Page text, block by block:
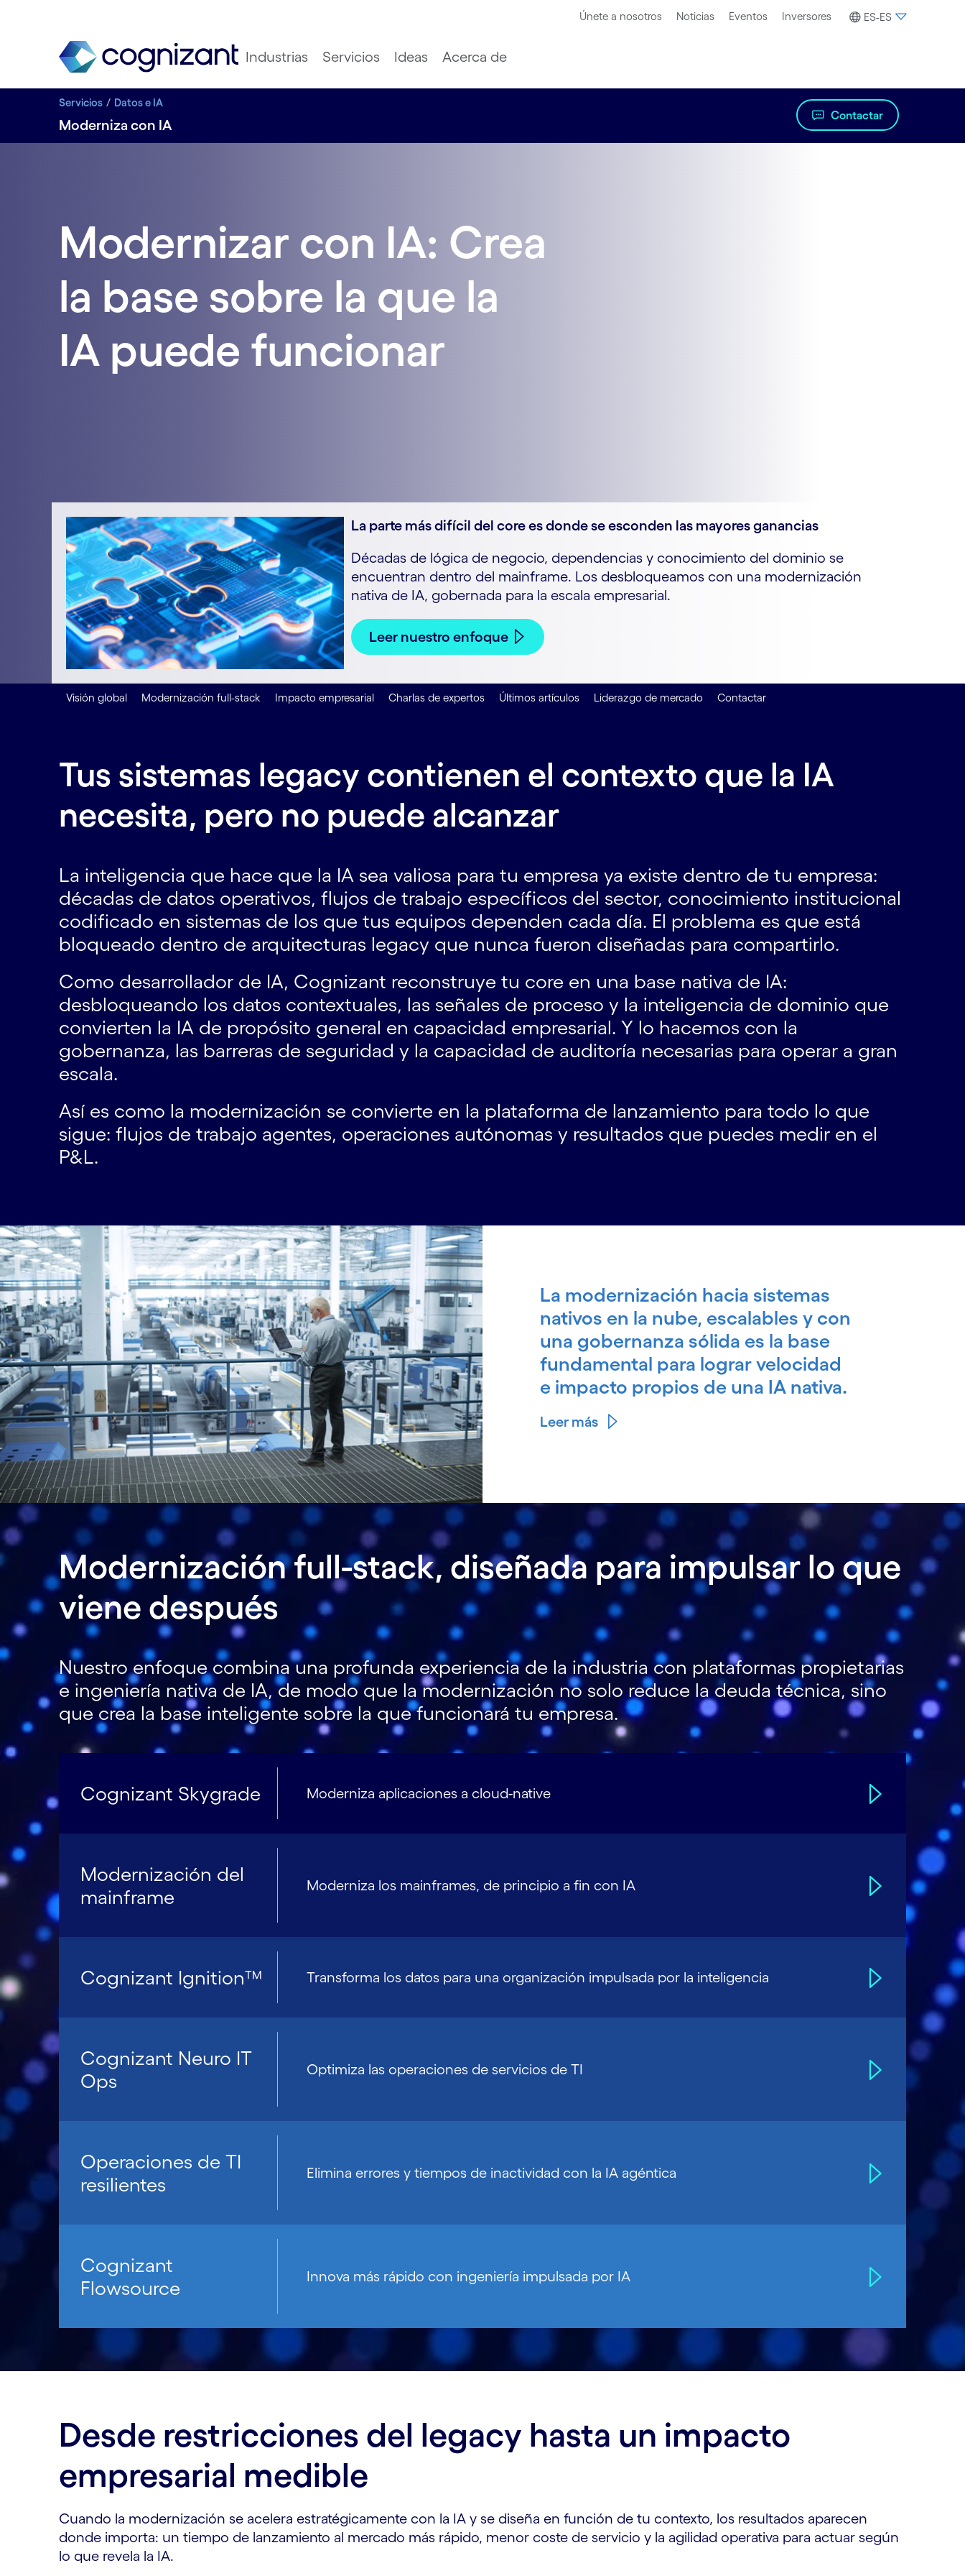
Únete a nosotros Noticias Eventos Inversores ES-ES
Industrias Servicios Ideas Acerca de
Servicios Datos e IA
Moderniza con IA
Contactar
Modernizar con IA: Crea
la base sobre la que la
IA puede funcionar
La parte más difícil del core es donde se esconden las mayores ganancias
Décadas de lógica de negocio, dependencias y conocimiento del dominio se
encuentran dentro del mainframe. Los desbloqueamos con una modernización
nativa de IA, gobernada para la escala empresarial.
Leer nuestro enfoque
Visión global Modernización full-stack Impacto empresarial Charlas de expertos Últimos artículos Liderazgo de mercado Contactar
Tus sistemas legacy contienen el contexto que la IA
necesita, pero no puede alcanzar
La inteligencia que hace que la IA sea valiosa para tu empresa ya existe dentro de tu empresa:
décadas de datos operativos, flujos de trabajo específicos del sector, conocimiento institucional
codificado en sistemas de los que tus equipos dependen cada día. El problema es que está
bloqueado dentro de arquitecturas legacy que nunca fueron diseñadas para compartirlo.
Como desarrollador de IA, Cognizant reconstruye tu core en una base nativa de IA:
desbloqueando los datos contextuales, las señales de proceso y la inteligencia de dominio que
convierten la IA de propósito general en capacidad empresarial. Y lo hacemos con la
gobernanza, las barreras de seguridad y la capacidad de auditoría necesarias para operar a gran
escala.
Así es como la modernización se convierte en la plataforma de lanzamiento para todo lo que
sigue: flujos de trabajo agentes, operaciones autónomas y resultados que puedes medir en el
P&L.
La modernización hacia sistemas
nativos en la nube, escalables y con
una gobernanza sólida es la base
fundamental para lograr velocidad
e impacto propios de una IA nativa.
Leer más
Modernización full-stack, diseñada para impulsar lo que
viene después
Nuestro enfoque combina una profunda experiencia de la industria con plataformas propietarias
e ingeniería nativa de IA, de modo que la modernización no solo reduce la deuda técnica, sino
que crea la base inteligente sobre la que funcionará tu empresa.
Cognizant Skygrade Moderniza aplicaciones a cloud-native
Modernización del
mainframe
Moderniza los mainframes, de principio a fin con IA
Cognizant Ignition™ Transforma los datos para una organización impulsada por la inteligencia
Cognizant Neuro IT
Ops
Optimiza las operaciones de servicios de TI
Operaciones de TI
resilientes
Elimina errores y tiempos de inactividad con la IA agéntica
Cognizant
Flowsource
Innova más rápido con ingeniería impulsada por IA
Desde restricciones del legacy hasta un impacto
empresarial medible
Cuando la modernización se acelera estratégicamente con la IA y se diseña en función de tu contexto, los resultados aparecen
donde importa: un tiempo de lanzamiento al mercado más rápido, menor coste de servicio y la agilidad operativa para actuar según
lo que revela la IA.